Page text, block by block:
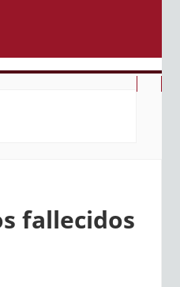
fallecidos